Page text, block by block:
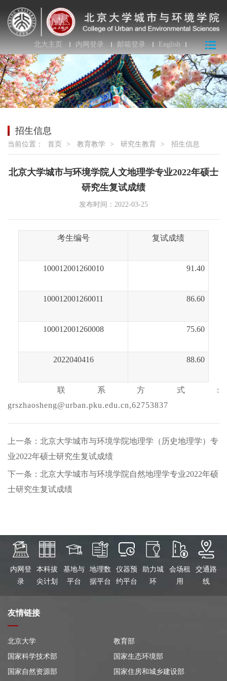
北大主页 内网登录 邮箱登录 English
招生信息
当前位置： 首页 > 教育教学 > 研究生教育 > 招生信息
北京大学城市与环境学院人文地理学专业2022年硕士
研究生复试成绩
发布时间：2022-03-25
考生编号 复试成绩
100012001260010 91.40
100012001260011 86.60
100012001260008 75.60
2022040416 88.60
联系方式 :
grszhaosheng@urban.pku.edu.cn,62753837
上一条：北京大学城市与环境学院地理学（历史地理学）专
业2022年硕士研究生复试成绩
下一条：北京大学城市与环境学院自然地理学专业2022年硕
士研究生复试成绩
内网登
录
本科拔
尖计划
基地与
平台
地理数
据平台
仪器预
约平台
助力城
环
会场租
用
交通路
线
友情链接
北京大学
教育部
国家科学技术部
国家生态环境部
国家自然资源部
国家住房和城乡建设部